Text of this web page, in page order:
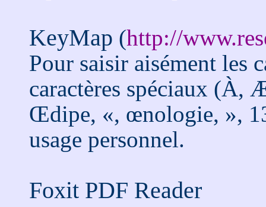
KeyMap (http://
Pour saisir aisément les
caractères spéciaux (À,
Œdipe, «, œnologie, »,
usage personnel.
Foxit PDF Reader